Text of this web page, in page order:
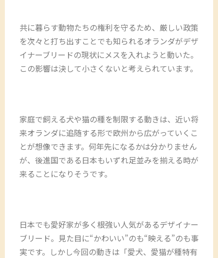
共に暮らす動物たちの権利を守るため、厳しい政策
を次々と打ち出すことでも知られるオランダがデザ
イナーブリードの現状にメスを入れようと動いた。
この影響は決して小さくないと考えられています。
家庭で飼える犬や猫の種を制限する動きは、近い将
来オランダに追随する形で欧州から広がっていくこ
とが想像できます。何年先になるかは分かりません
が、後進国である日本もいずれ足並みを揃える時が
来ることになりそうです。
日本でも愛好家が多く根強い人気があるデザイナー
ブリード。見た目に“かわいい”のも“映える”のも事
実です。しかし今回の動きは「愛犬、愛猫が種特有